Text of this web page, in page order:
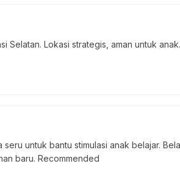
Selatan. Lokasi strategis, aman untuk
seru untuk bantu stimulasi anak belajar.
baru. Recommended